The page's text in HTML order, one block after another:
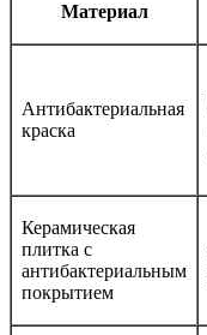
Материал
Антибактериальная
краска
Керамическая
плитка с
антибактериальным
покрытием